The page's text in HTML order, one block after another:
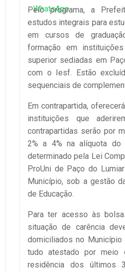
Pelo programa, a
estudos integrais para
em cursos de
formação em
superior sediadas em
com o Iesf. Estão
sequenciais de
Em contrapartida,
instituições que
contrapartidas serão por
2% a 4% na alíquota do
determinado pela Lei
ProUni de Paço do
Município, sob a gestão
de Educação.
Para ter acesso às
situação de carência
domiciliados no
tudo atestado por meio
residência dos últimos